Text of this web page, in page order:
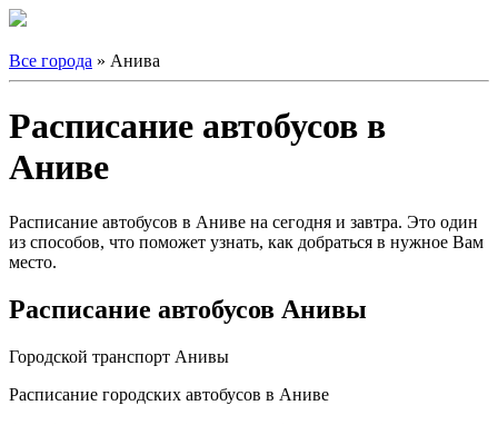
Все города » Анива
Расписание автобусов в
Аниве
Расписание автобусов в Аниве на сегодня и завтра. Это один
из способов, что поможет узнать, как добраться в нужное Вам
место.
Расписание автобусов Анивы
Городской транспорт Анивы
Расписание городских автобусов в Аниве